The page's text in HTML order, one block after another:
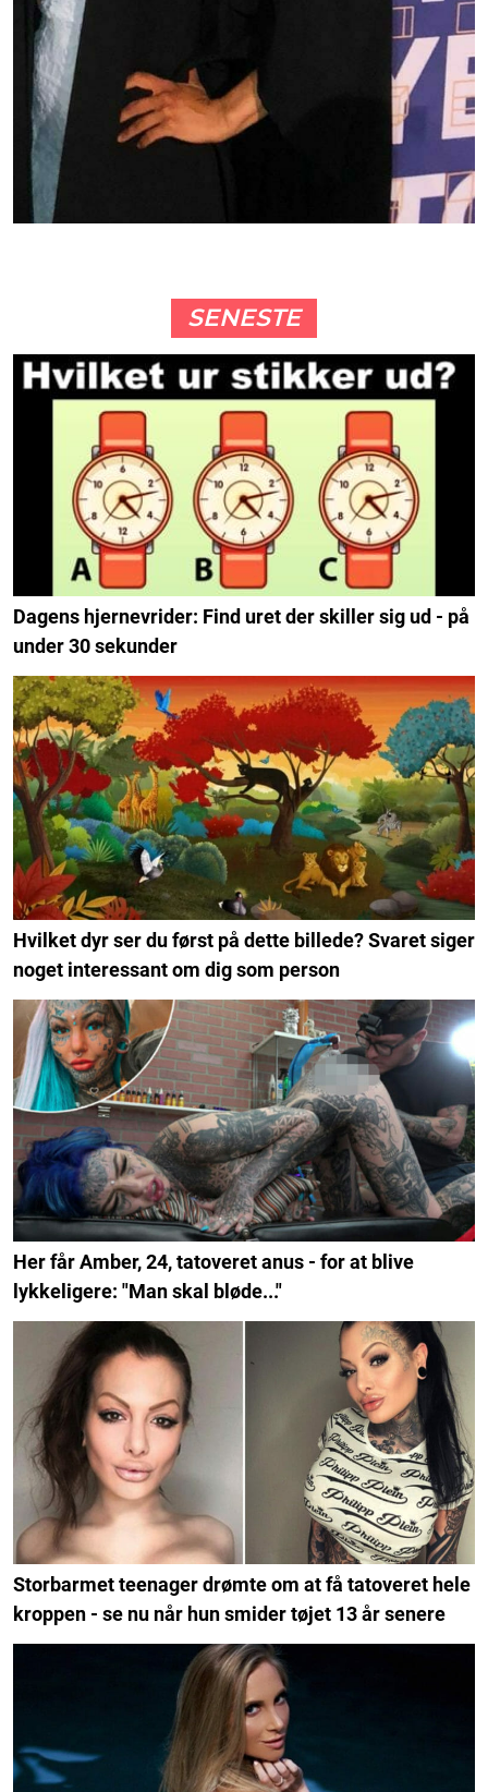
SENESTE
Dagens hjernevrider: Find uret der skiller sig ud - på
under 30 sekunder
Hvilket dyr ser du først på dette billede? Svaret siger
noget interessant om dig som person
Her får Amber, 24, tatoveret anus - for at blive
lykkeligere: "Man skal bløde..."
Storbarmet teenager drømte om at få tatoveret hele
kroppen - se nu når hun smider tøjet 13 år senere